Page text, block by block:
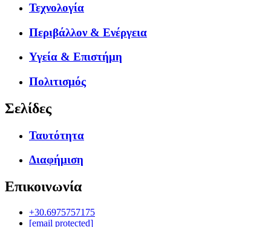
Τεχνολογία
Περιβάλλον & Ενέργεια
Υγεία & Επιστήμη
Πολιτισμός
Σελίδες
Ταυτότητα
Διαφήμιση
Επικοινωνία
+30.6975757175
[email protected]